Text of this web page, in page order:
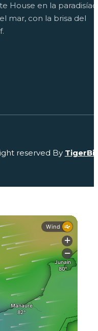
House en la
mar, con la brisa del
reserved By